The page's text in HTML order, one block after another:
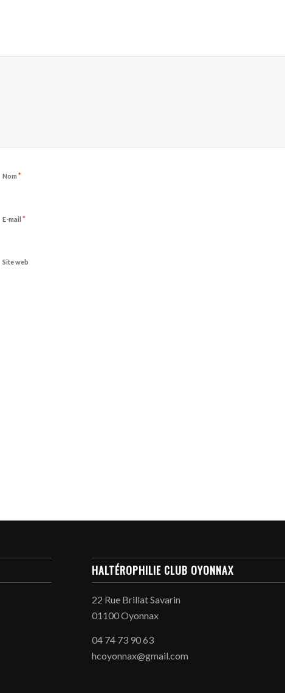
Nom*
E-mail*
Site web
HALTÉROPHILIE CLUB OYONNAX
22 Rue Brillat Savarin
01100 Oyonnax
04 74 73 90 63
hcoyonnax@gmail.com